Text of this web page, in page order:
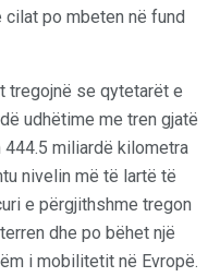
po mbeten në fund
tregojnë se qytetarët e
udhëtime me tren gjatë
miliardë kilometra
nivelin më të lartë të
e përgjithshme tregon
dhe po bëhet një
i mobilitetit në Evropë.